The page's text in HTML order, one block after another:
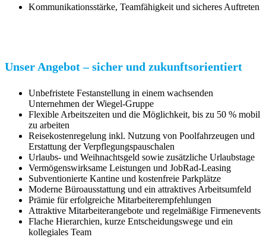
Kommunikationsstärke, Teamfähigkeit und sicheres Auftreten
Unser Angebot – sicher und zukunftsorientiert
Unbefristete Festanstellung in einem wachsenden
Unternehmen derWiegel-Gruppe
Flexible Arbeitszeiten und die Möglichkeit, bis zu 50 % mobil
zu arbeiten
Reisekostenregelung inkl. Nutzung von Poolfahrzeugen und
Erstattung der Verpflegungspauschalen
Urlaubs- und Weihnachtsgeld sowie zusätzliche Urlaubstage
Vermögenswirksame Leistungen und JobRad-Leasing
Subventionierte Kantine und kostenfreie Parkplätze
Moderne Büroausstattung und ein attraktives Arbeitsumfeld
Prämie für erfolgreiche Mitarbeiterempfehlungen
Attraktive Mitarbeiterangebote und regelmäßige Firmenevents
Flache Hierarchien, kurze Entscheidungswege und ein
kollegiales Team